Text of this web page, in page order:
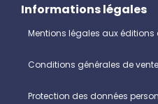
Informations légales
Mentions légales aux éditions
Conditions générales de vente
Protection des données